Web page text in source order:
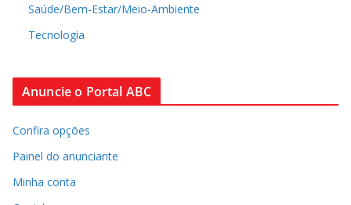
Saúde/Bem-Estar/Meio-Ambiente
Tecnologia
Anuncie o Portal ABC
Confira opções
Painel do anunciante
Minha conta